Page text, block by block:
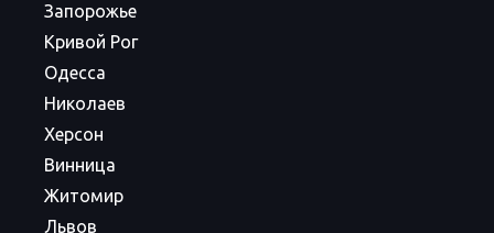
Запорожье
Кривой Рог
Одесса
Николаев
Херсон
Винница
Житомир
Львов